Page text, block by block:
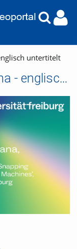
untertitelt
ZEIT für X - Edoardo Milana - englisch untertitelt